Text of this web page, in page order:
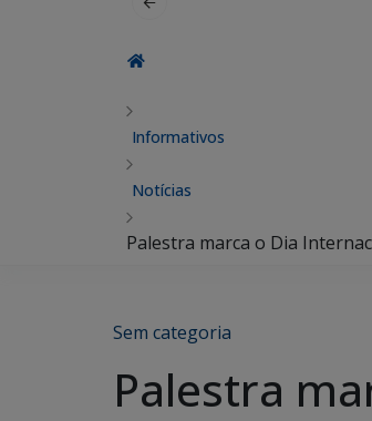
Informativos
Notícias
Palestra marca o Dia
Sem categoria
Palestra